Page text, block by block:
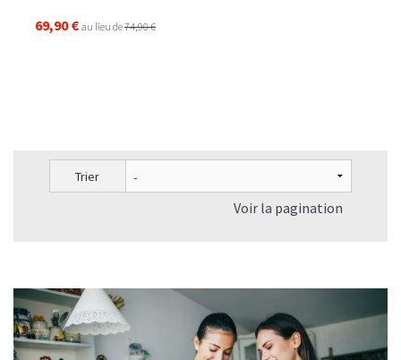
69,90 € au lieu de74,90 €
Trier
Voir la pagination